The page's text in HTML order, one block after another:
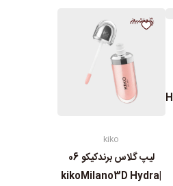
kiko
لیپ گلاس‌ برندکیکو 06
|kikoMilano3D Hydra